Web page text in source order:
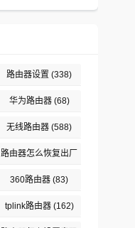
路由器设置 (338)
华为路由器(68)
无线路由器 (588)
路由器怎么恢复出厂
设置(94)
360路由器 (83)
tplink路由器(162)